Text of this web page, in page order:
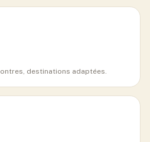
destinations adaptées.